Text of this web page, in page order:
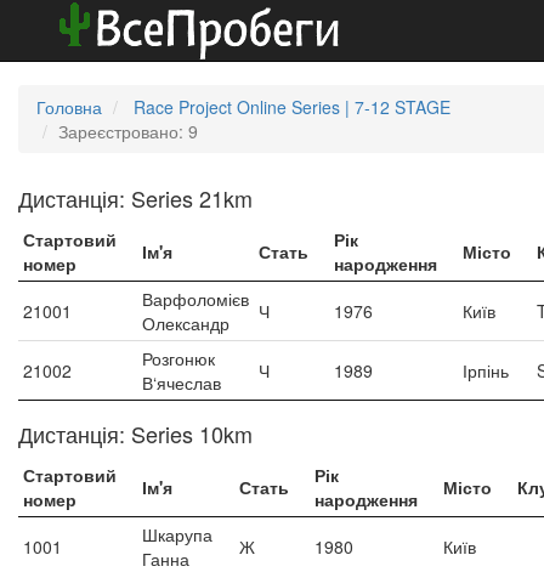
Головна
Race Project Online Series | 7-12 STAGE
Зареєстровано: 9
Дистанція: Series 21km
Стартовий
номер
Ім'я Стать
Рік
народження
Місто
21001
Варфоломієв
Олександр
Ч 1976 Київ
21002
Розгонюк
В‘ячеслав
Ч 1989 Ірпінь
Дистанція: Series 10km
Стартовий
номер
Ім'я Стать
Рік
народження
Місто
1001
Шкарупа
Ганна
Ж 1980 Київ